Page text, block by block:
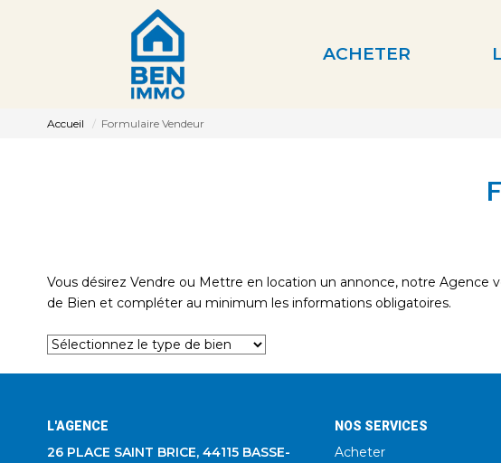
ACHETER
Accueil Formulaire Vendeur
Vous désirez Vendre ou Mettre en location un annonce, notre Agence
de Bien et compléter au minimum les informations obligatoires.
L'AGENCE
26 PLACE SAINT BRICE, 44115 BASSE-
NOS SERVICES
Acheter